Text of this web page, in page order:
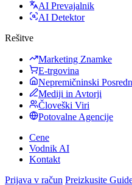
AI Prevajalnik
AI Detektor
Rešitve
Marketing Znamke
E-trgovina
Nepremičninski
Mediji in Avtorji
Človeški Viri
Potovalne Agencije
Cene
Vodnik AI
Kontakt
Prijava v račun Preizkusite